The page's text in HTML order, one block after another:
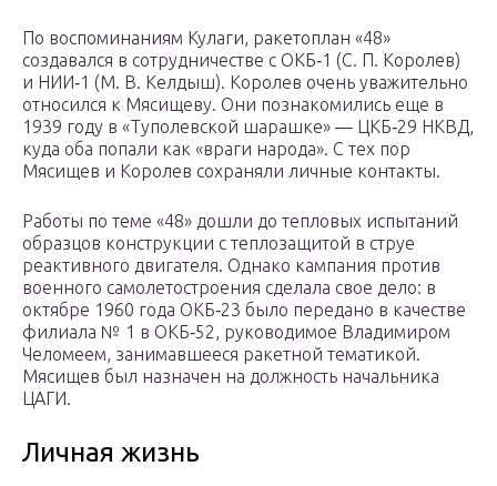
По воспоминаниям Кулаги, ракетоплан «48»
создавался в сотрудничестве с ОКБ‑1 (С. П. Королев)
и НИИ‑1 (М. В. Келдыш). Королев очень уважительно
относился к Мясищеву. Они познакомились еще в
1939 году в «Туполевской шарашке» — ЦКБ‑29 НКВД,
куда оба попали как «враги народа». С тех пор
Мясищев и Королев сохраняли личные контакты.
Работы по теме «48» дошли до тепловых испытаний
образцов конструкции с теплозащитой в струе
реактивного двигателя. Однако кампания против
военного самолетостроения сделала свое дело: в
октябре 1960 года ОКБ‑23 было передано в качестве
филиала № 1 в ОКБ‑52, руководимое Владимиром
Челомеем, занимавшееся ракетной тематикой.
Мясищев был назначен на должность начальника
ЦАГИ.
Личная жизнь